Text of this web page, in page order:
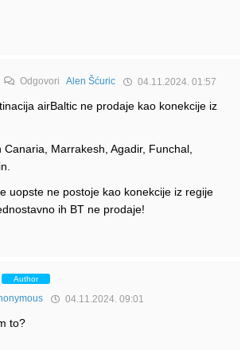
OdgovoriAlen Šćuric 04.11.2024. 01:57
airBaltic ne prodaje kao konekcije iz
Canaria, Marrakesh, Agadir, Funchal,
uopste ne postoje kao konekcije iz regije
ih BT ne prodaje!
Author
04.11.2024. 09:01
to?